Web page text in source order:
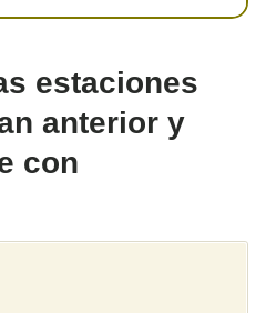
estaciones
anterior y
con